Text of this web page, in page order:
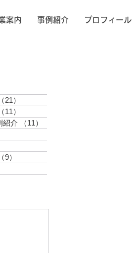
案内 事例紹介 プロフィール
（21）
（11）
紹介
（11）
（9）